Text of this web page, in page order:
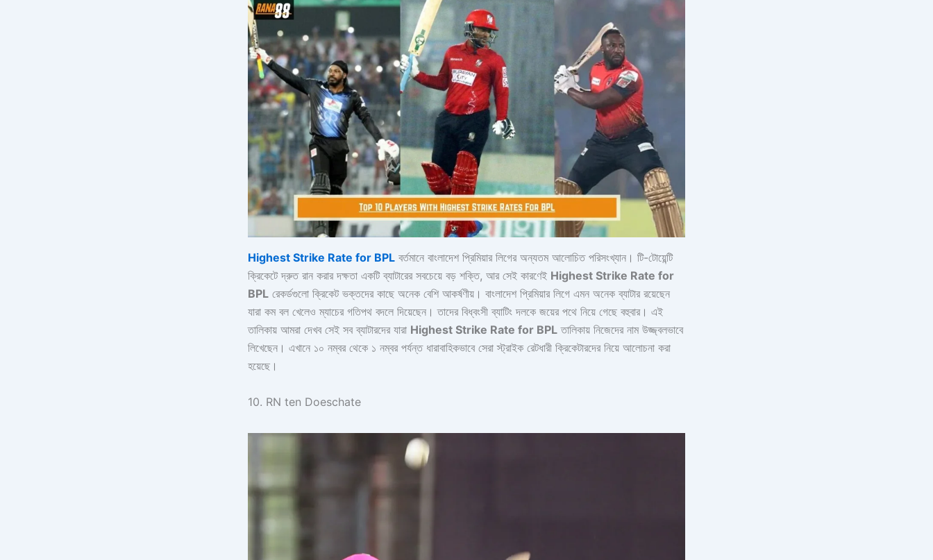
Highest Strike Rate for BPL বর্তমানে বাংলাদেশ প্রিমিয়ার লিগের অন্যতম আলোচিত পরিসংখ্যান। টি-টোয়েন্টি
ক্রিকেটে দ্রুত রান করার দক্ষতা একটি ব্যাটারের সবচেয়ে বড় শক্তি, আর সেই কারণেই Highest Strike Rate for
BPL রেকর্ডগুলো ক্রিকেট ভক্তদের কাছে অনেক বেশি আকর্ষণীয়। বাংলাদেশ প্রিমিয়ার লিগে এমন অনেক ব্যাটার রয়েছেন
যারা কম বল খেলেও ম্যাচের গতিপথ বদলে দিয়েছেন। তাদের বিধ্বংসী ব্যাটিং দলকে জয়ের পথে নিয়ে গেছে বহুবার। এই
তালিকায় আমরা দেখব সেই সব ব্যাটারদের যারা Highest Strike Rate for BPL তালিকায় নিজেদের নাম উজ্জ্বলভাবে
লিখেছেন। এখানে ১০ নম্বর থেকে ১ নম্বর পর্যন্ত ধারাবাহিকভাবে সেরা স্ট্রাইক রেটধারী ক্রিকেটারদের নিয়ে আলোচনা করা
হয়েছে।
10. RN ten Doeschate